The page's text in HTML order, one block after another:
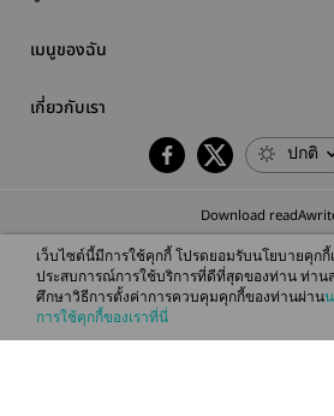
เมนูของฉัน
เกี่ยวกับเรา
ปกติ
Download
© 2026 readAwrite.com by MEB Corporation
This site is protected by reCAPTCHA and the Google
เว็บไซต์นี้มีการใช้คุกกี้ โปรดยอมรับนโยบายคุกกี้
ประสบการณ์การใช้บริการที่ดีที่สุดของท่าน ท่าน
ศึกษาวิธีการตั้งค่าการควบคุมคุกกี้ของท่านผ่าน
การใช้คุกกี้ของเราที่นี่